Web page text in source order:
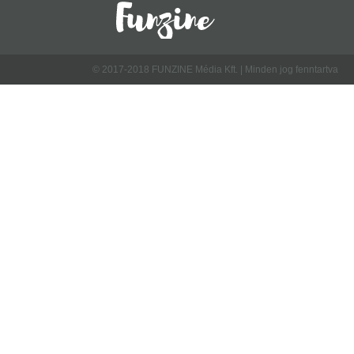
© 2017-2018 FUNZINE Média Kft. | Minden jog fenntartva